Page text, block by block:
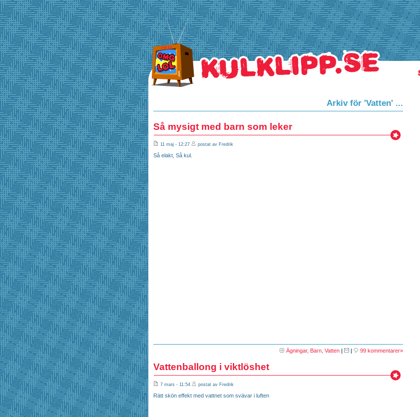
HEM
Arkiv för 'Vatten' ...
Så mysigt med barn som leker
11 maj - 12:27 postat av Fredrik
Så elakt, Så kul.
Ägningar, Barn Vatten | | 99 kommentarer»
Vattenballong i viktlöshet
7 mars - 11:54 postat av Fredrik
Rätt skön effekt med vattnet som svävar i luften